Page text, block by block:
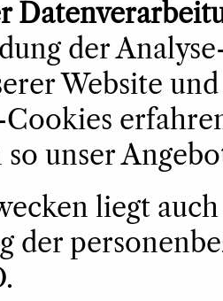
der
Website
unser
liegt
der